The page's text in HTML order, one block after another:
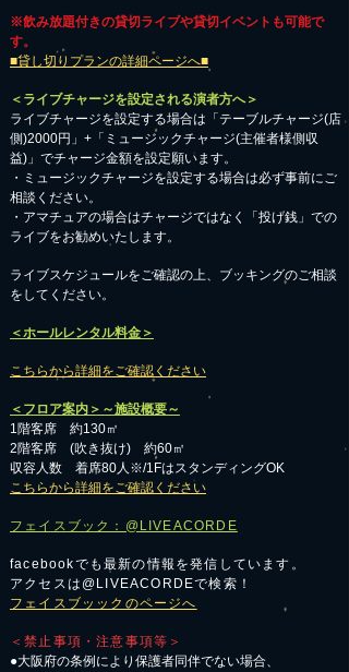
※飲み放題付きの貸切ライブや貸切イベントも可能で
す。
■貸し切りプランの詳細ページへ■
＜ライブチャージを設定される演者方へ＞
ライブチャージを設定する場合は「テーブルチャージ(店
側)2000円」+「ミュージックチャージ(主催者様側収
益)」でチャージ金額を設定願います。
・ミュージックチャージを設定する場合は必ず事前にご
相談ください。
​・アマチュアの場合はチャージではなく「投げ銭」での
ライブをお勧めいたします。
​ライブスケジュールをご確認の上、ブッキングのご相談
をしてください。
＜ホールレンタル料金＞
こちらから詳細をご確認ください
＜フロア案内＞～施設概要～
1階客席 約130㎡
2階客席 (吹き抜け) 約60㎡
収容人数 着席80人※/1FはスタンディングOK
こちらから詳細をご確認ください
フェイスブック：@LIVEACORDE
facebookでも最新の情報を発信しています。
アクセスは@LIVEACORDEで検索！
フェイスブッックのページへ
＜禁止事項・注意事項等＞
●大阪府の条例により保護者同伴でない場合、